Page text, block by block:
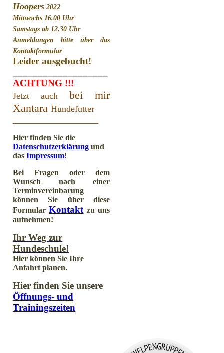
Hoopers 2022
Mittwochs 16.00 Uhr
Samstags ab 12.30 Uhr
Anmeldungen bitte über das
Kontaktformular
Leider ausgebucht!
ACHTUNG !!!
Jetzt auch bei mir
XantaraHundefutter
Hier finden Sie die
Datenschutzerklärung und
dasImpressum!
Bei Fragen oder dem
Wunsch nach einer
Terminvereinbarung
können Sie über diese
Formular Kontakt zu uns
aufnehmen!
Ihr Weg zur
Hundeschule!
Hier können Sie Ihre
Anfahrt planen.
Hier finden Sie unsere
Öffnungs- und
Trainingszeiten